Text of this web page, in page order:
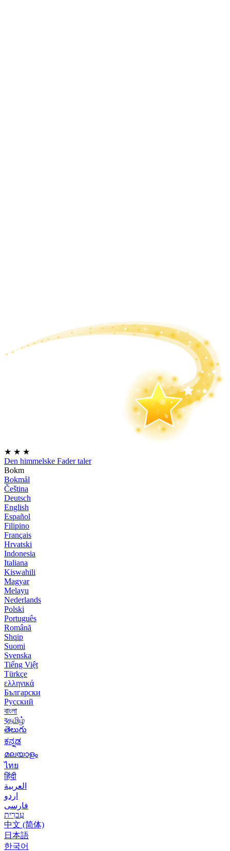
★ ★ ★
Den himmelske Fader taler
Bokm
Bokmål
Čeština
Deutsch
English
Español
Filipino
Français
Hrvatski
Indonesia
Italiana
Kiswahili
Magyar
Melayu
Nederlands
Polski
Português
Română
Shqip
Suomi
Svenska
Tiếng Việt
Türkçe
ελληνικά
Български
Русский
বাংলা
বதமிழ்
తెలుగు
ಕನ್ನಡ
മലയാളം
ไทย
हिंदी
العربية
اردو
فارسی
עִברִית
中文 (简体)
日本語
한국어